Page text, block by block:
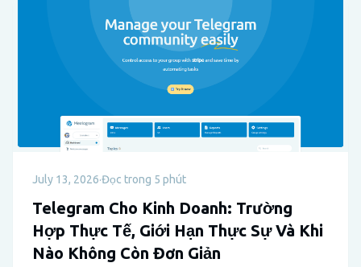
July 13, 2026·Đọc trong 5 phút
Telegram Cho Kinh Doanh: Trường
Hợp Thực Tế, Giới Hạn Thực Sự Và Khi
Nào Không Còn Đơn Giản